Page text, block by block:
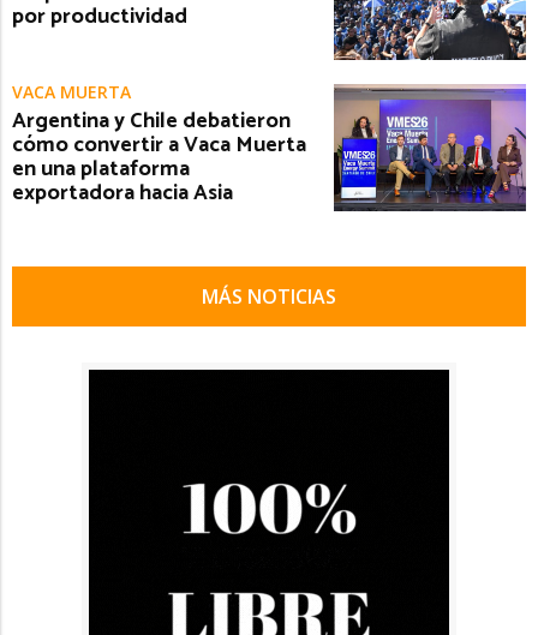
por productividad
VACA MUERTA
Argentina y Chile debatieron
cómo convertir a Vaca Muerta
en una plataforma
exportadora hacia Asia
MÁS NOTICIAS